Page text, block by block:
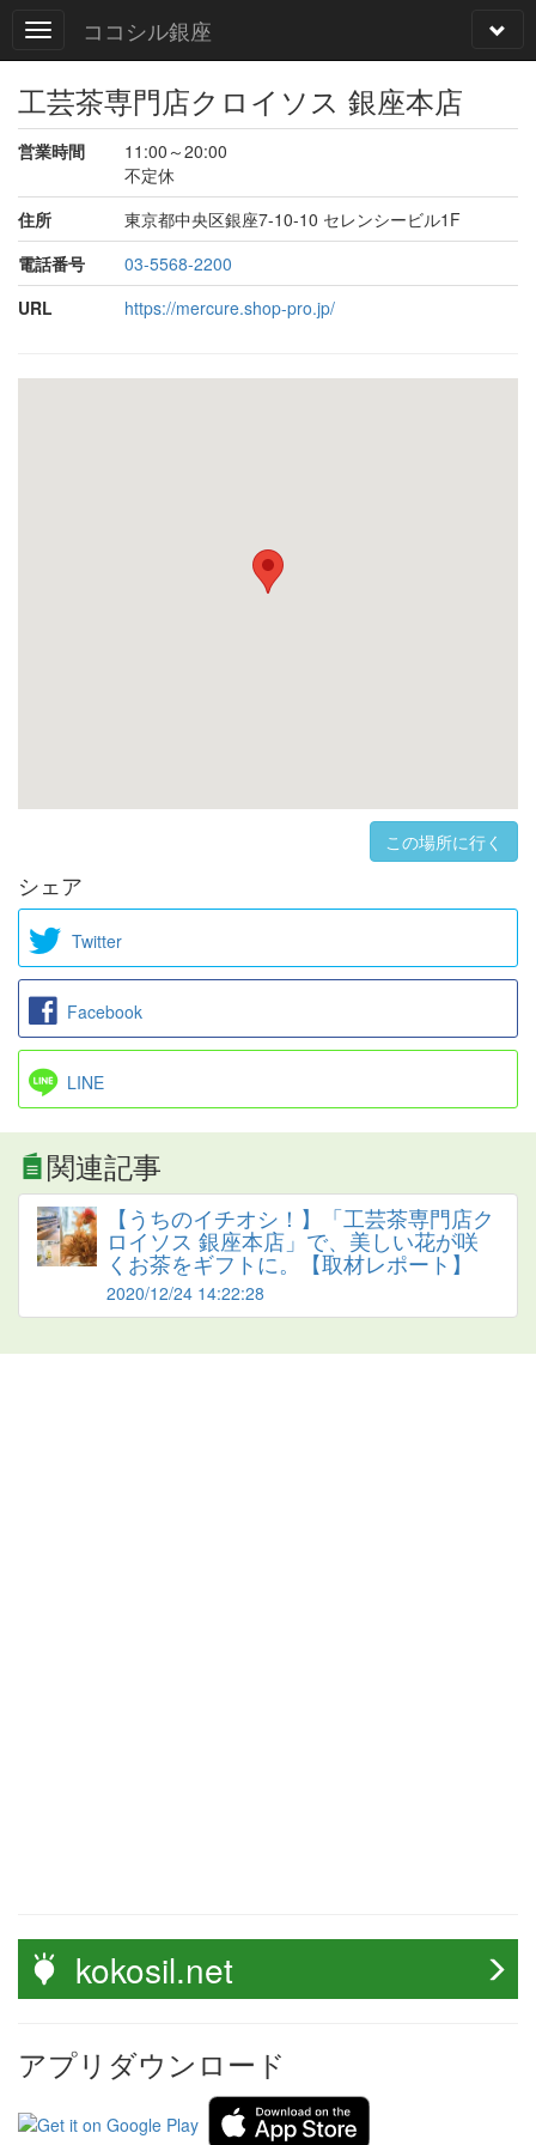
ココシル銀座
工芸茶専門店クロイソス 銀座本店
営業時間
11:00～20:00
不定休
住所
東京都中央区銀座7-10-10 セレンシービル1F
電話番号
03-5568-2200
URL
https://mercure.shop-pro.jp/
この場所に行く
シェア
Twitter
Facebook
LINE
関連記事
【うちのイチオシ！】「工芸茶専門店ク
ロイソス 銀座本店」で、美しい花が咲
くお茶をギフトに。【取材レポート】
2020/12/24 14:22:28
kokosil.net
アプリダウンロード